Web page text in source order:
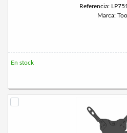
Referencia:
Marca:
En stock